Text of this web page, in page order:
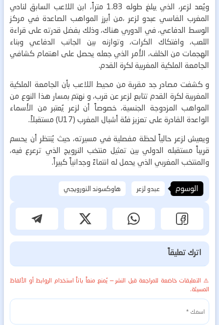
ويُعد لزعر، الذي يبلغ طوله 1.83 متراً، ابن اللاعب السابق لنادي
المغرب الفاسي عبدو لزعر ،من أبرز المواهب الصاعدة في مركز
الوسط الدفاعي، في الدوري هناك، وذلك بفضل قدرته على قراءة
اللعب، وافتكاك الكرات، وتوازنه بين الجانب الدفاعي وبناء
الهجمات من الخلف، الأمر الذي جعله يحصل على اهتمام كشافي
الجامعة الملكية المغربية لكرة القدم.
و كشفت مصادر جد مقربة من محيط اللاعب بأن الجامعة الملكية
المغربية لكرة القدم تتابع لزعر عن قرب، و نهتم بمسار هذا النوع من
المواهب المزدوجة الجنسية، خصوصاً أن لزعر يُعتبر من الأسماء
الواعدة القادرة على تعزيز فئة أشبال المغرب (U17) مستقبلاً.
ويعيش لزعر حالياً لحظة مفصلية في مسيرته، حيث يُنتظر أن يحسم
قريباً مستقبله الدولي بين تمثيل منتخب النرويج الذي ترعرع فيه،
والمنتخب المغربي الذي يحمل له انتماءً وجدانياً كبيراً.
الوسوم عبدو لزعر هاوكسوند النورويجي
اترك تعليقاً
⚠️ التعليقات خاضعة للمراجعة قبل النشر — يُمنع منعاً باتاً استخدام الروابط أو الألفاظ
المسيئة.